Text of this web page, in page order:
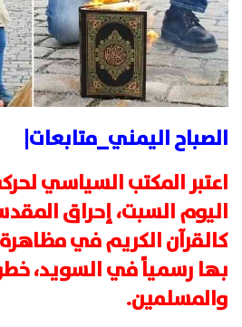
الصباح اليمني_متابعات|
اعتبر المكتب السياسي
اليوم السبت، إحراق
كالقرآن الكريم في
بها رسمياً في السويد،
والمسلمين.